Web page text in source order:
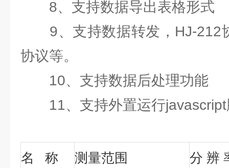
8、支持数据导出表格形式
9、支持数据转发，HJ-212
协议等。
10、支持数据后处理功能
11、支持外置运行javascript
名 称 测量范围 分 辨